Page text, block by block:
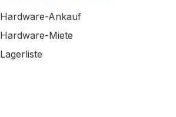
Hardware-Ankauf
Hardware-Miete
Lagerliste